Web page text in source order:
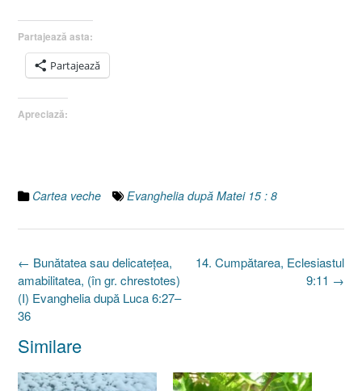
Partajează asta:
Partajează
Apreciază:
Cartea veche Evanghelia după Matei 15 : 8
Post
navigation
14. Cumpătarea, Eclesiastul
9:11 →
← Bunătatea sau delicateţea,
amabilitatea, (în gr. chrestotes)
(I) Evanghelia după Luca 6:27–
36
Similare